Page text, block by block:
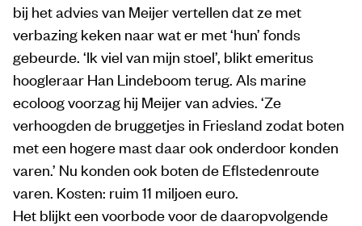
bij het advies van Meijer vertellen dat ze met
verbazing keken naar wat er met ‘hun’ fonds
gebeurde. ‘Ik viel van mijn stoel’, blikt emeritus
hoogleraar Han Lindeboom terug. Als marine
ecoloog voorzag hij Meijer van advies. ‘Ze
verhoogden de bruggetjes in Friesland zodat boten
met een hogere mast daar ook onderdoor konden
varen.’ Nu konden ook boten de Eflstedenroute
varen. Kosten: ruim 11 miljoen euro.
Het blijkt een voorbode voor de daaropvolgende